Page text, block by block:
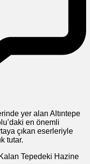
yer alan Altıntepe
en önemli
çıkan eserleriyle
tutar.